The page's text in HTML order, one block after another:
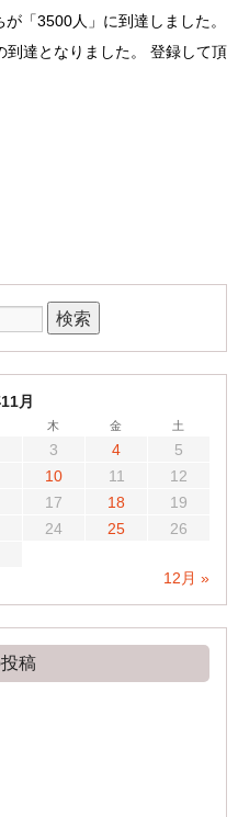
「3500人」に到達しました。
達となりました。 登録して頂
月
木 金 土
3 4
5
10 11
12
17 18
19
24 25
26
12月 »
稿